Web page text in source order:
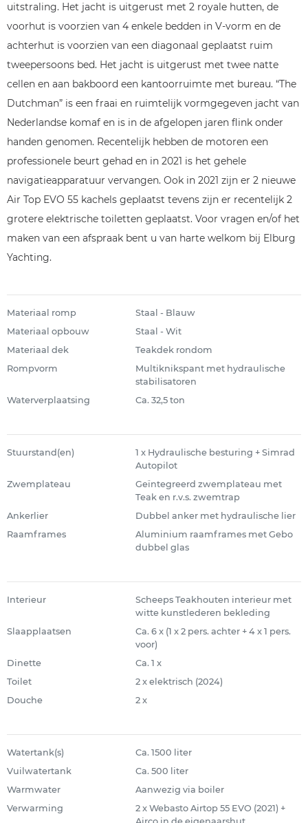
uitstraling. Het jacht is uitgerust met 2 royale hutten, de
voorhut is voorzien van 4 enkele bedden in V-vorm en de
achterhut is voorzien van een diagonaal geplaatst ruim
tweepersoons bed. Het jacht is uitgerust met twee natte
cellen en aan bakboord een kantoorruimte met bureau. “The
Dutchman” is een fraai en ruimtelijk vormgegeven jacht van
Nederlandse komaf en is in de afgelopen jaren flink onder
handen genomen. Recentelijk hebben de motoren een
professionele beurt gehad en in 2021 is het gehele
navigatieapparatuur vervangen. Ook in 2021 zijn er 2 nieuwe
Air Top EVO 55 kachels geplaatst tevens zijn er recentelijk 2
grotere elektrische toiletten geplaatst. Voor vragen en/of het
maken van een afspraak bent u van harte welkom bij Elburg
Yachting.
Materiaal romp
Staal - Blauw
Materiaal opbouw
Staal - Wit
Materiaal dek
Teakdek rondom
Rompvorm
Multiknikspant met hydraulische
stabilisatoren
Waterverplaatsing
Ca. 32,5 ton
Stuurstand(en)
1 x Hydraulische besturing + Simrad
Autopilot
Zwemplateau
Geïntegreerd zwemplateau met
Teak en r.v.s. zwemtrap
Ankerlier
Dubbel anker met hydraulische lier
Raamframes
Aluminium raamframes met Gebo
dubbel glas
Interieur
Scheeps Teakhouten interieur met
witte kunstlederen bekleding
Slaapplaatsen
Ca. 6 x (1 x 2 pers. achter + 4 x 1 pers.
voor)
Dinette
Ca. 1 x
Toilet
2 x elektrisch (2024)
Douche
2 x
Watertank(s)
Ca. 1500 liter
Vuilwatertank
Ca. 500 liter
Warmwater
Aanwezig via boiler
Verwarming
2 x Webasto Airtop 55 EVO (2021) +